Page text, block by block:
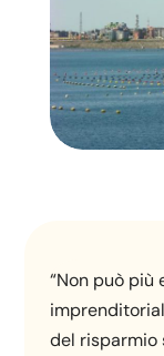
“Non può
del risparmio